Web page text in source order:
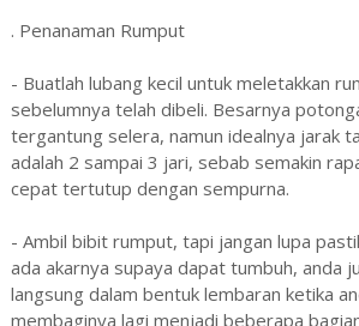
. Penanaman Rumput
- Buatlah lubang kecil untuk meletakkan
sebelumnya telah dibeli. Besarnya
tergantung selera, namun idealnya jarak
adalah 2 sampai 3 jari, sebab semakin
cepat tertutup dengan sempurna.
- Ambil bibit rumput, tapi jangan lupa
ada akarnya supaya dapat tumbuh, anda
langsung dalam bentuk lembaran ketika
membaginya lagi menjadi beberapa